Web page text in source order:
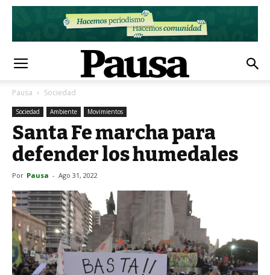
Pausa Sociedad
Sociedad Ambiente Movimientos
Santa Fe marcha para
defender los humedales
Por Pausa - Ago 31, 2022